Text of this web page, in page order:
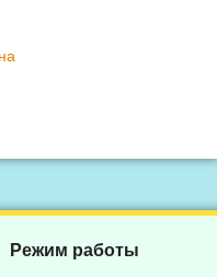
Режим работы